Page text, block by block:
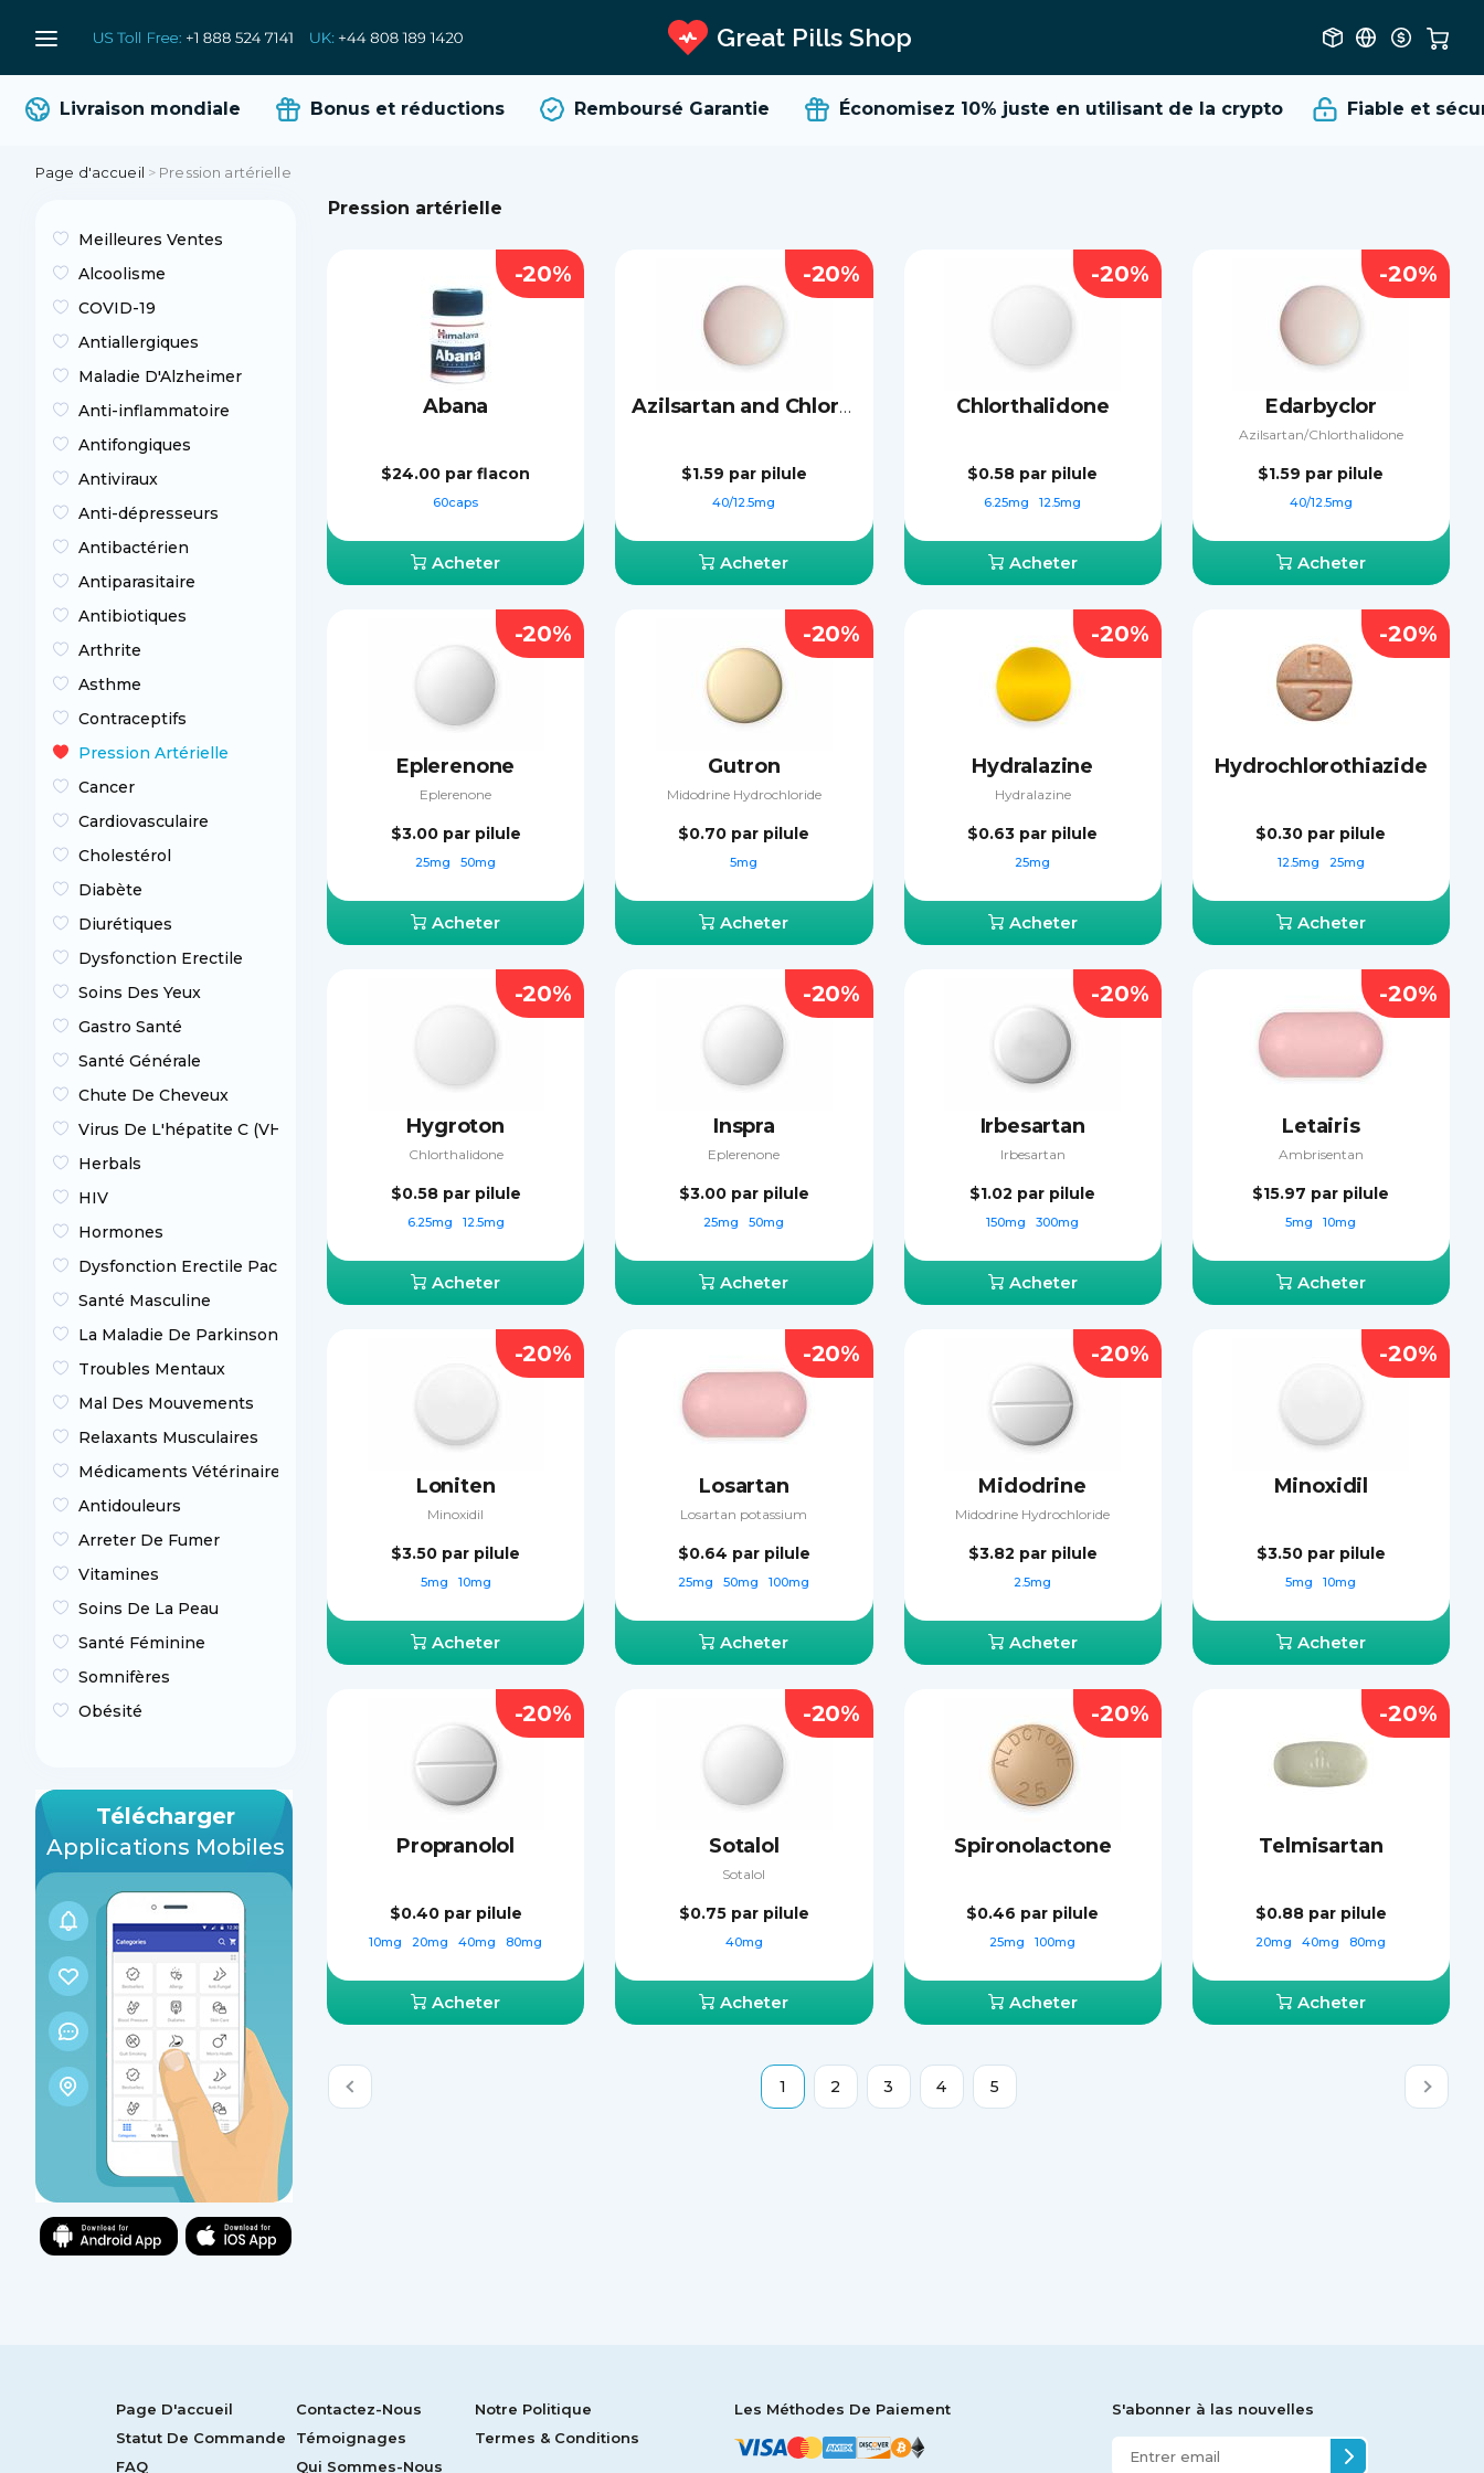
Great Pills Shop
Fiable et
Livraison mondiale Bonus et réductions Remboursé Garantie Économisez 10% juste en utilisant de la crypto
Page d'accueil > Pression artérielle
Meilleures Ventes
Alcoolisme
COVID-19
Antiallergiques
Maladie D'Alzheimer
Anti-inflammatoire
Antifongiques
Antiviraux
Anti-dépresseurs
Antibactérien
Antiparasitaire
Antibiotiques
Arthrite
Asthme
Contraceptifs
Pression Artérielle
Cancer
Cardiovasculaire
Cholestérol
Diabète
Diurétiques
Dysfonction Erectile
Soins Des Yeux
Gastro Santé
Santé Générale
Chute De Cheveux
Virus De L'hépatite C (VHC)
Herbals
HIV
Hormones
Dysfonction Erectile Packs
Santé Masculine
La Maladie De Parkinson
Troubles Mentaux
Mal Des Mouvements
Relaxants Musculaires
Médicaments Vétérinaires
Antidouleurs
Arreter De Fumer
Vitamines
Soins De La Peau
Santé Féminine
Somnifères
Obésité
Télécharger
Applications Mobiles
Pression artérielle
Abana
$24.00 par flacon
60caps
Acheter
-20%
Azilsartan and Chlorthalidone
$1.59 par pilule
40/12.5mg
Acheter
-20%
Chlorthalidone
$0.58 par pilule
6.25mg 12.5mg
Acheter
-20%
Edarbyclor
Azilsartan/Сhlorthalidone
$1.59 par pilule
40/12.5mg
Acheter
-20%
Eplerenone
Eplerenone
$3.00 par pilule
25mg 50mg
Acheter
-20%
Gutron
Midodrine Hydrochloride
$0.70 par pilule
5mg
Acheter
-20%
Hydralazine
Hydralazine
$0.63 par pilule
25mg
Acheter
-20%
Hydrochlorothiazide
$0.30 par pilule
12.5mg 25mg
Acheter
-20%
Hygroton
Chlorthalidone
$0.58 par pilule
6.25mg 12.5mg
Acheter
-20%
Inspra
Eplerenone
$3.00 par pilule
25mg 50mg
Acheter
-20%
Irbesartan
Irbesartan
$1.02 par pilule
150mg 300mg
Acheter
-20%
Letairis
Ambrisentan
$15.97 par pilule
5mg 10mg
Acheter
-20%
Loniten
Minoxidil
$3.50 par pilule
5mg 10mg
Acheter
-20%
Losartan
Losartan potassium
$0.64 par pilule
25mg 50mg 100mg
Acheter
-20%
Midodrine
Midodrine Hydrochloride
$3.82 par pilule
2.5mg
Acheter
-20%
Minoxidil
$3.50 par pilule
5mg 10mg
Acheter
-20%
Propranolol
$0.40 par pilule
10mg 20mg 40mg 80mg
Acheter
-20%
Sotalol
Sotalol
$0.75 par pilule
40mg
Acheter
-20%
Spironolactone
$0.46 par pilule
25mg 100mg
Acheter
-20%
Telmisartan
$0.88 par pilule
20mg 40mg 80mg
Acheter
-20%
1 2 3 4 5
Page D'accueil Contactez-Nous
Notre Politique
Statut De Commande
Témoignages
Termes & Conditions
FAQ
Qui Sommes-Nous
Les Méthodes De Paiement S'abonner à las nouvelles